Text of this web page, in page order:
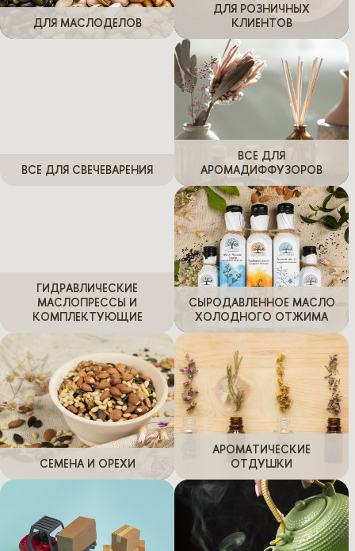
Ответы на вопросы
Блог
Заказать звонок
ДЛЯ МАСЛОДЕЛОВ
ДЛЯ РОЗНИЧНЫХ
КЛИЕНТОВ
ВСЕ ДЛЯ СВЕЧЕВАРЕНИЯ
ВСЕ ДЛЯ
АРОМАДИФФУЗОРОВ
ГИДРАВЛИЧЕСКИЕ
МАСЛОПРЕССЫ И
КОМПЛЕКТУЮЩИЕ
СЫРОДАВЛЕННОЕ МАСЛО
ХОЛОДНОГО ОТЖИМА
СЕМЕНА И ОРЕХИ
АРОМАТИЧЕСКИЕ
ОТДУШКИ